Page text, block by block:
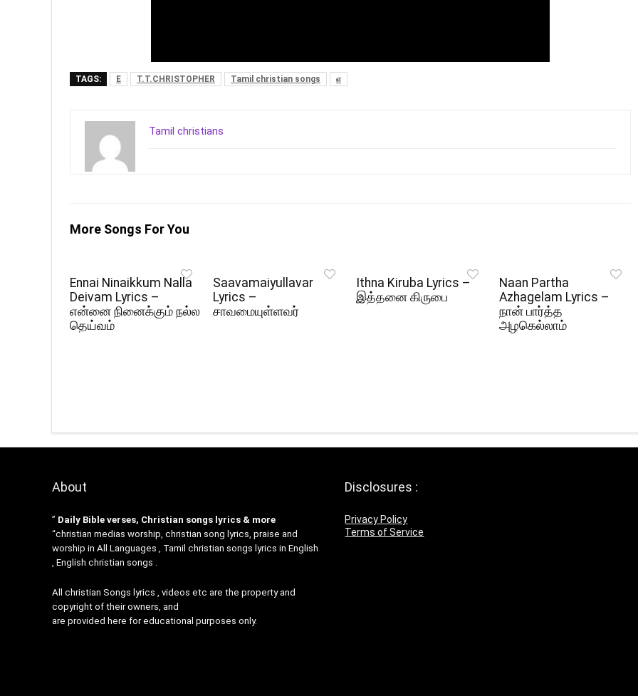
TAGS: E T.T.CHRISTOPHER Tamil christian songs எ
Tamil christians
More Songs For You
Ennai Ninaikkum Nalla
Deivam Lyrics –
என்னை நினைக்கும் நல்ல
தெய்வம்
Saavamaiyullavar
Lyrics –
சாவமையுள்ளவர்
Ithna Kiruba Lyrics –
இத்தனை கிருபை
Naan Partha
Azhagelam Lyrics –
நான் பார்த்த
அழகெல்லாம்
About
” Daily Bible verses, Christian songs lyrics & more
“christian medias worship, christian song lyrics, praise and
worship in All Languages , Tamil christian songs lyrics in English
, English christian songs .
All christian Songs lyrics , videos etc are the property and
copyright of their owners, and
are provided here for educational purposes only.
Disclosures :
Privacy Policy
Terms of Service